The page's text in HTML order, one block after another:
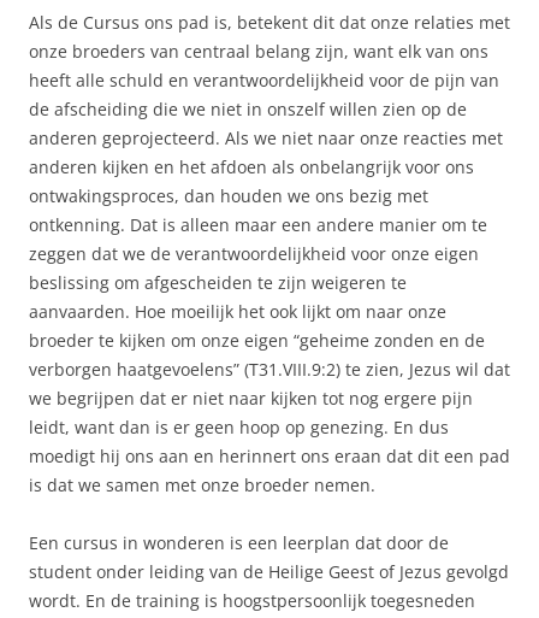
Als de Cursus ons pad is, betekent dit dat onze relaties met
onze broeders van centraal belang zijn, want elk van ons
heeft alle schuld en verantwoordelijkheid voor de pijn van
de afscheiding die we niet in onszelf willen zien op de
anderen geprojecteerd. Als we niet naar onze reacties met
anderen kijken en het afdoen als onbelangrijk voor ons
ontwakingsproces, dan houden we ons bezig met
ontkenning. Dat is alleen maar een andere manier om te
zeggen dat we de verantwoordelijkheid voor onze eigen
beslissing om afgescheiden te zijn weigeren te
aanvaarden. Hoe moeilijk het ook lijkt om naar onze
broeder te kijken om onze eigen “geheime zonden en de
verborgen haatgevoelens” (T31.VIII.9:2) te zien, Jezus wil dat
we begrijpen dat er niet naar kijken tot nog ergere pijn
leidt, want dan is er geen hoop op genezing. En dus
moedigt hij ons aan en herinnert ons eraan dat dit een pad
is dat we samen met onze broeder nemen.
Een cursus in wonderen is een leerplan dat door de
student onder leiding van de Heilige Geest of Jezus gevolgd
wordt. En de training is hoogstpersoonlijk toegesneden